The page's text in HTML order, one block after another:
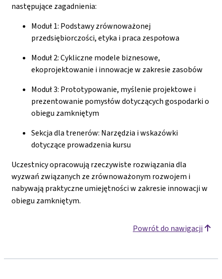
następujące zagadnienia:
Moduł 1: Podstawy zrównoważonej
przedsiębiorczości, etyka i praca zespołowa
Moduł 2: Cykliczne modele biznesowe,
ekoprojektowanie i innowacje w zakresie zasobów
Moduł 3: Prototypowanie, myślenie projektowe i
prezentowanie pomysłów dotyczących gospodarki o
obiegu zamkniętym
Sekcja dla trenerów: Narzędzia i wskazówki
dotyczące prowadzenia kursu
Uczestnicy opracowują rzeczywiste rozwiązania dla
wyzwań związanych ze zrównoważonym rozwojem i
nabywają praktyczne umiejętności w zakresie innowacji w
obiegu zamkniętym.
Powrót do nawigacji